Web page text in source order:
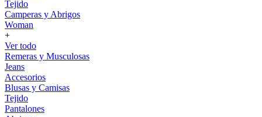
Tejido
Camperas y Abrigos
Woman
+
Ver todo
Remeras y Musculosas
Jeans
Accesorios
Blusas y Camisas
Tejido
Pantalones